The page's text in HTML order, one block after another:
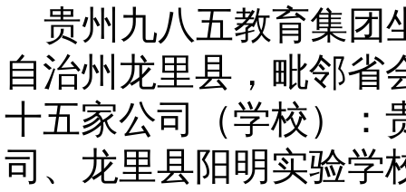
贵州九八五教育集团
自治州龙里县，毗邻省
十五家公司（学校）：
司、龙里县阳明实验学